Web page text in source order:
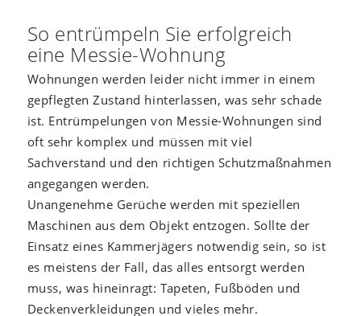
So entrümpeln Sie erfolgreich
eine Messie-Wohnung
Wohnungen werden leider nicht immer in einem
gepflegten Zustand hinterlassen, was sehr schade
ist. Entrümpelungen von Messie-Wohnungen sind
oft sehr komplex und müssen mit viel
Sachverstand und den richtigen Schutzmaßnahmen
angegangen werden.
Unangenehme Gerüche werden mit speziellen
Maschinen aus dem Objekt entzogen. Sollte der
Einsatz eines Kammerjägers notwendig sein, so ist
es meistens der Fall, das alles entsorgt werden
muss, was hineinragt: Tapeten, Fußböden und
Deckenverkleidungen und vieles mehr.